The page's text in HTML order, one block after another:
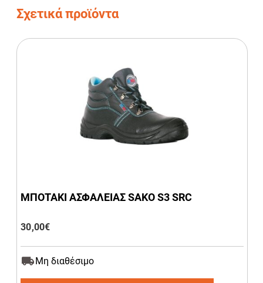
Σχετικά προϊόντα
ΜΠΟΤΑΚΙ ΑΣΦΑΛΕΙΑΣ SAKO S3 SRC
30,00€
Μη διαθέσιμο